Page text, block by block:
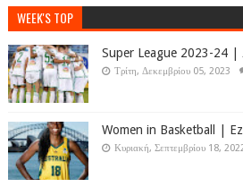
WEEK'S TOP
Super League 2023-24 |
Τρίτη, Δεκεμβρίου 05, 2023
Women in Basketball |
Κυριακή, Σεπτεμβρίου 18,